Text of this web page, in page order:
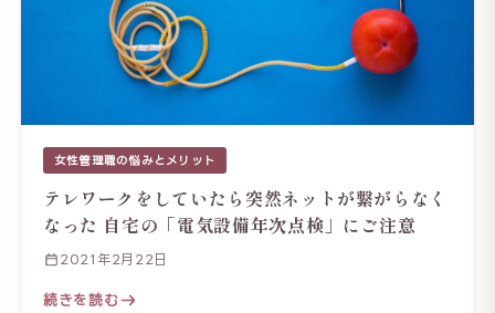
女性管理職の悩みとメリット
テレワークをしていたら突然ネットが繋がらなく
なった 自宅の「電気設備年次点検」にご注意
2021年2月22日
続きを読む